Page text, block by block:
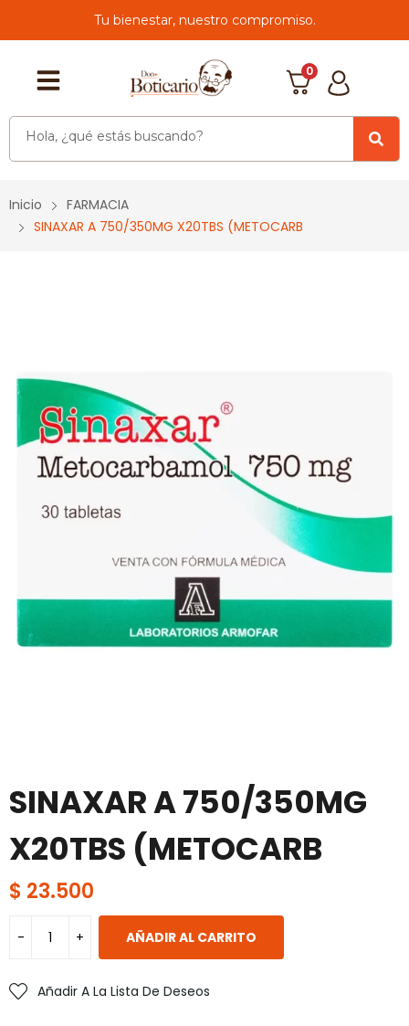
Tu bienestar, nuestro compromiso.
0
Inicio
FARMACIA
SINAXAR A 750/350MG X20TBS (METOCARB
SINAXAR A 750/350MG
X20TBS (METOCARB
$ 23.500
AÑADIR AL CARRITO
Añadir A La Lista De Deseos